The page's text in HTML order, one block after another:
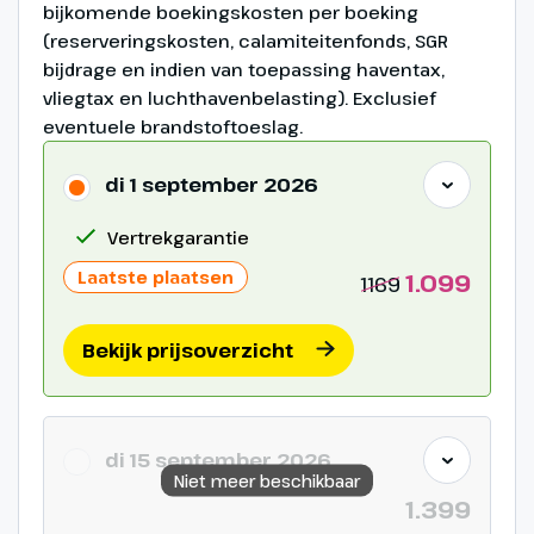
Siracusa
Dag 8
Alcantara kloof en
terugreis
bijkomende boekingskosten per boeking
(reserveringskosten, calamiteitenfonds, SGR
bijdrage en indien van toepassing haventax,
vliegtax en luchthavenbelasting). Exclusief
eventuele brandstoftoeslag.
di 1 september 2026
Vertrekgarantie
Laatste plaatsen 1169 1.099
Bekijk prijsoverzicht
Niet meer beschikbaar
di 15 september 2026
1.399